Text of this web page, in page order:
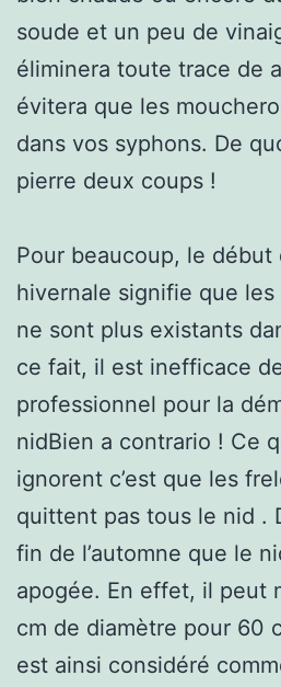
soude et un peu de
éliminera toute trace de
évitera que les
dans vos syphons. De
pierre deux coups !
Pour beaucoup, le début
hivernale signifie que
ne sont plus existants
ce fait, il est inefficace
professionnel pour la
nidBien a contrario ! Ce
ignorent c’est que les
quittent pas tous le nid .
fin de l’automne que le
apogée. En effet, il peut
cm de diamètre pour 60
est ainsi considéré